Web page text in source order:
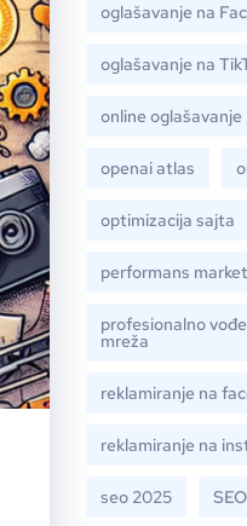
oglašavanje na
oglašavanje na
online oglašavanje
openai atlas
optimizacija sajta
performans
profesionalno
mreža
reklamiranje na
reklamiranje na
seo 2025